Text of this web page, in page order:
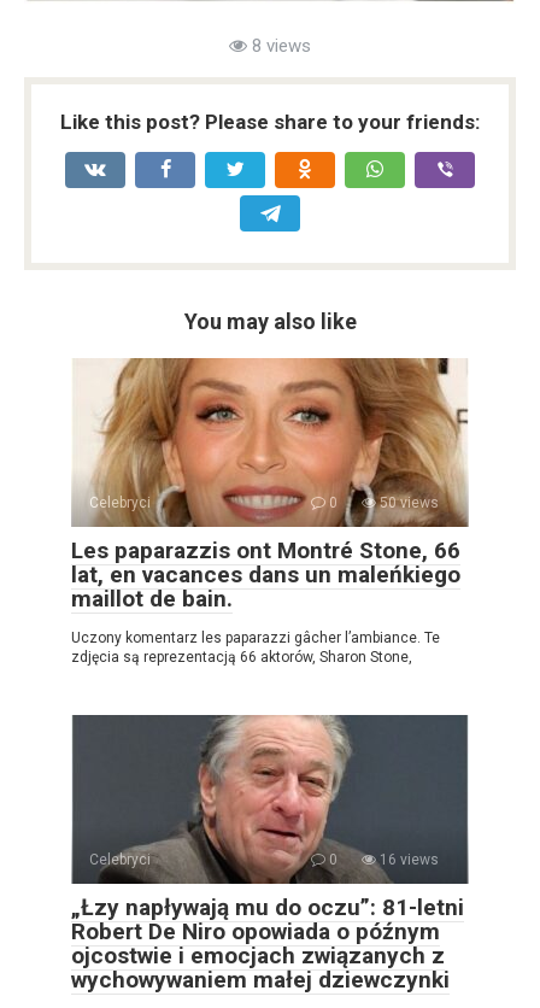
8 views
Like this post? Please share to your friends:
You may also like
Celebryci 0 50 views
Les paparazzis ont Montré Stone, 66
lat, en vacances dans un maleńkiego
maillot de bain.
Uczony komentarz les paparazzi gâcher l’ambiance. Te
zdjęcia są reprezentacją 66 aktorów, Sharon Stone,
Celebryci 0 16 views
„Łzy napływają mu do oczu”: 81-letni
Robert De Niro opowiada o późnym
ojcostwie i emocjach związanych z
wychowywaniem małej dziewczynki